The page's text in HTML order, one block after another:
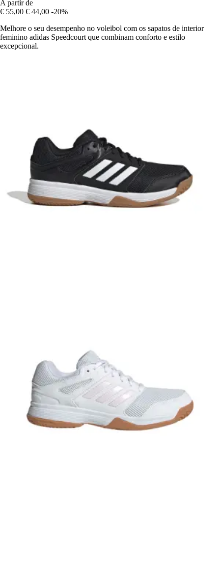
A partir de
€ 55,00 € 44,00 -20%
Melhore o seu desempenho no voleibol com os sapatos de interior
feminino adidas Speedcourt que combinam conforto e estilo
excepcional.